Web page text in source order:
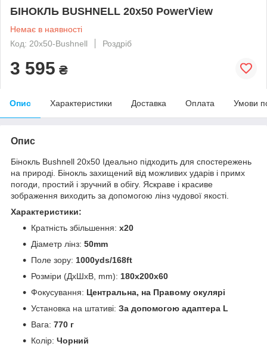
БІНОКЛЬ BUSHNELL 20x50 PowerView
Немає в наявності
Код: 20x50-Bushnell
Роздріб
3 595 ₴
Опис Характеристики Доставка Оплата Умови
Опис
Бінокль Bushnell 20x50 Ідеально підходить для спостережень
на природі. Бінокль захищений від можливих ударів і примх
погоди, простий і зручний в обігу. Яскраве і красиве
зображення виходить за допомогою лінз чудової якості.
Характеристики:
Кратність збільшення: x20
Діаметр лінз: 50mm
Поле зору: 1000yds/168ft
Розміри (ДхШхВ, mm): 180х200х60
Фокусування: Центральна, на Правому окулярі
Установка на штативі: За допомогою адаптера L
Вага: 770 г
Колір: Чорний